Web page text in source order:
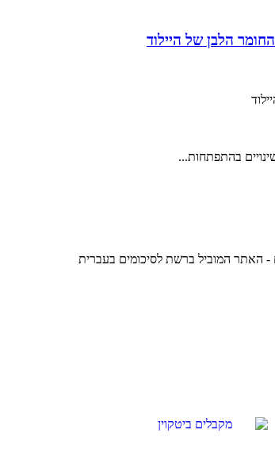
הלבן של היילוד
בהתפתחות...